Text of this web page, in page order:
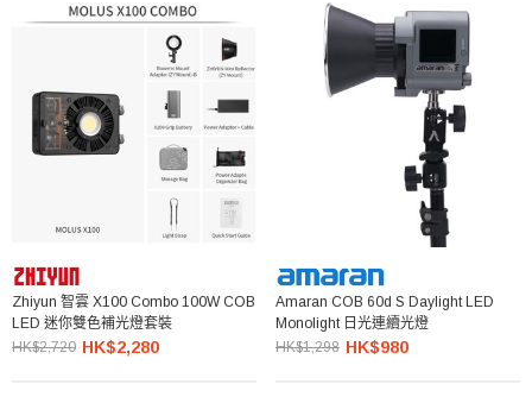
Zhiyun 智雲 X100 Combo 100W COB
LED 迷你雙色補光燈套裝
HK$2,720 HK$2,280
Amaran COB 60d S Daylight LED
Monolight 日光連續光燈
HK$1,298 HK$980